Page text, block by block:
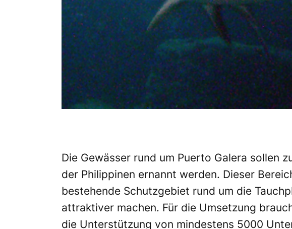
Die Gewässer rund um Puerto Galera sollen
der Philippinen ernannt werden. Dieser
bestehende Schutzgebiet rund um die
attraktiver machen. Für die Umsetzung
die Unterstützung von mindestens 5000